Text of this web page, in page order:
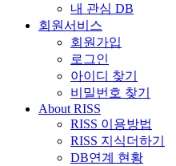
내 관심 DB
회원서비스
회원가입
로그인
아이디 찾기
비밀번호 찾기
About RISS
RISS 이용방법
RISS 지식더하기
DB연계 현황